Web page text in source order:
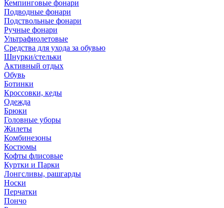
Кемпинговые фонари
Подводные фонари
Подствольные фонари
Ручные фонари
Ультрафиолетовые
Средства для ухода за обувью
Шнурки/стельки
Активный отдых
Обувь
Ботинки
Кроссовки, кеды
Одежда
Брюки
Головные уборы
Жилеты
Комбинезоны
Костюмы
Кофты флисовые
Куртки и Парки
Лонгсливы, рашгарды
Носки
Перчатки
Пончо